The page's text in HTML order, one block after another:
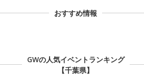
おすすめ情報
GWの人気イベントランキング
【千葉県】